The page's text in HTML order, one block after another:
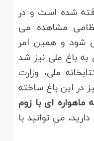
شده است و در
مشاهده می
شود و همین امر
باغ ملی نیز شد
ملی، وزارت
در این باغ ساخته
ماهواره ای با زوم
دارید، می توانید با